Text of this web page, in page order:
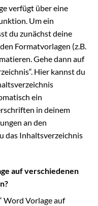
verfügt über eine
Um ein
du zunächst deine
Formatvorlagen (z.B.
Gehe dann auf
Hier kannst du
ein
in deinem
an den
das Inhaltsverzeichnis
auf verschiedenen
Word Vorlage auf